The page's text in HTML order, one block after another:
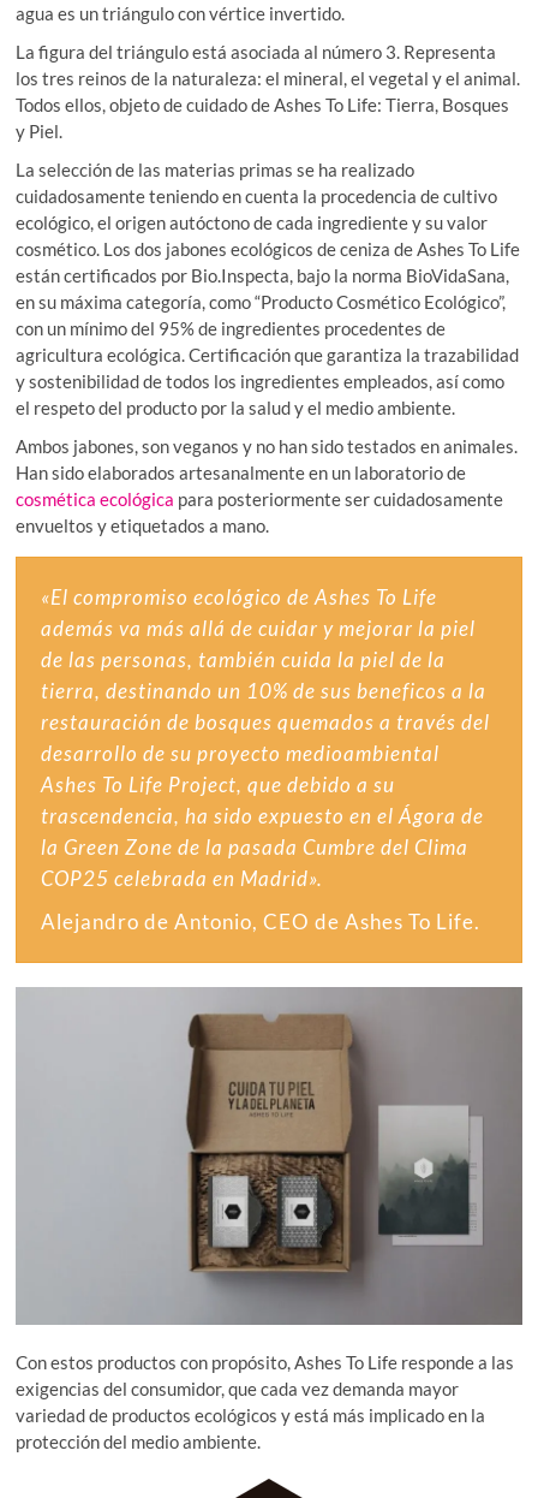
agua es un triángulo con vértice invertido.
La figura del triángulo está asociada al número 3. Representa
los tres reinos de la naturaleza: el mineral, el vegetal y el animal.
Todos ellos, objeto de cuidado de Ashes To Life: Tierra, Bosques
y Piel.
La selección de las materias primas se ha realizado
cuidadosamente teniendo en cuenta la procedencia de cultivo
ecológico, el origen autóctono de cada ingrediente y su valor
cosmético. Los dos jabones ecológicos de ceniza de Ashes To Life
están certificados por Bio.Inspecta, bajo la norma BioVidaSana,
en su máxima categoría, como “Producto Cosmético Ecológico”,
con un mínimo del 95% de ingredientes procedentes de
agricultura ecológica. Certificación que garantiza la trazabilidad
y sostenibilidad de todos los ingredientes empleados, así como
el respeto del producto por la salud y el medio ambiente.
Ambos jabones, son veganos y no han sido testados en animales.
Han sido elaborados artesanalmente en un laboratorio de
cosmética ecológica para posteriormente ser cuidadosamente
envueltos y etiquetados a mano.
«El compromiso ecológico de Ashes To Life
además va más allá de cuidar y mejorar la piel
de las personas, también cuida la piel de la
tierra, destinando un 10% de sus beneficos a la
restauración de bosques quemados a través del
desarrollo de su proyecto medioambiental
Ashes To Life Project, que debido a su
trascendencia, ha sido expuesto en el Ágora de
la Green Zone de la pasada Cumbre del Clima
COP25 celebrada en Madrid».
Alejandro de Antonio, CEO de Ashes To Life.
Con estos productos con propósito, Ashes To Life responde a las
exigencias del consumidor, que cada vez demanda mayor
variedad de productos ecológicos y está más implicado en la
protección del medio ambiente.